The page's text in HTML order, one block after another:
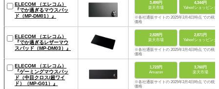
ELECOM （エレコム）
『でか過ぎるマウスパッ
ド（MP-DM01）』
3,499円
楽天市場
4,344円
Yahoo!ショッピング
※各社通販サイトの 2025年3月4日時点 での税込
価格
ELECOM （エレコム）
『でか過ぎるレザーマウ
スパッド（MP-DM03）』
2,828円
楽天市場
2,871円
Yahoo!ショッピング
※各社通販サイトの 2025年3月4日時点 での税込
価格
ELECOM （エレコム）
『ゲーミングマウスパッ
ド（中目クロス/超ワイ
ド）（MP-G01）』
1,723円
Amazon
3,760円
楽天市場
※各社通販サイトの 2025年3月4日時点 での税込
価格